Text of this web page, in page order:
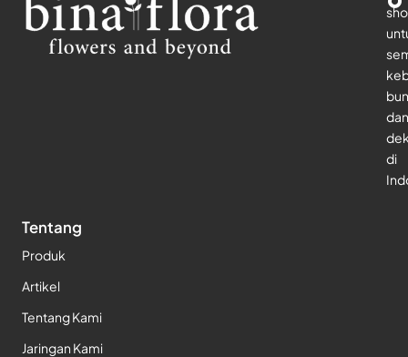
dan
di
Tentang
Produk
Artikel
Tentang Kami
Jaringan Kami